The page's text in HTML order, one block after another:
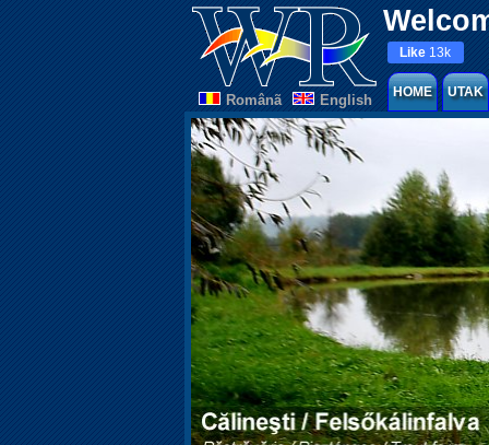
Românã English
Like 13k
HOME UTAK